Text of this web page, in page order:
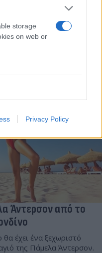
storage
on web or
Privacy Policy
Πάμελα Άντερσον
Γουέστ είναι από το 2008
του.
Flash.gr
Άντερσον από το
έχει ένα ξεχωριστό
της Πάμελα Άντερσον.